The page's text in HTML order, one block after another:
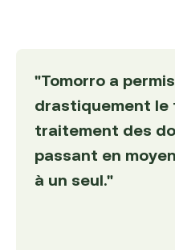
"Tomorro a
drastiquement le
traitement des
passant en
à un seul."